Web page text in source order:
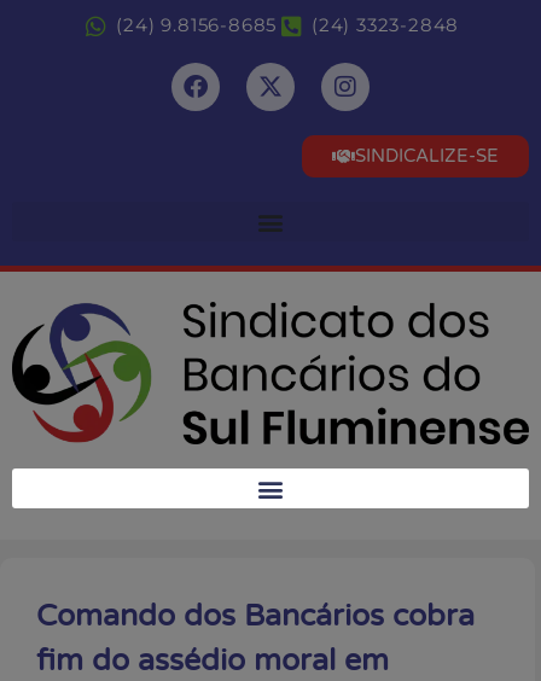
(24) 9.8156-8685 (24) 3323-2848
SINDICALIZE-SE
Comando dos Bancários cobra
fim do assédio moral em